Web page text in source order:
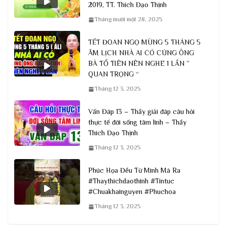
2019, TT. Thích Đạo Thịnh
Tháng mười một 28, 2025
TẾT ĐOAN NGỌ MÙNG 5 THÁNG 5
ÂM LỊCH NHÀ AI CÓ CÚNG ÔNG
BÀ TỔ TIÊN NÊN NGHE 1 LẦN ”
QUAN TRỌNG “
Tháng 12 3, 2025
Vấn Đáp 13 – Thầy giải đáp câu hỏi
thực tế đời sống tâm linh – Thầy
Thích Đạo Thịnh
Tháng 12 3, 2025
Phúc Họa Đều Từ Mình Mà Ra
#Thaythichdaothinh #Tintuc
#Chuakhainguyen #Phuchoa
Tháng 12 3, 2025